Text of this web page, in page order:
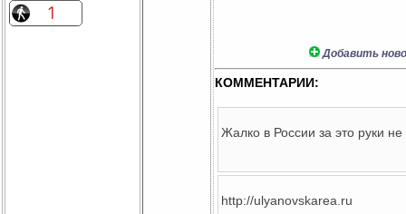
Добавить
КОММЕНТАРИИ:
Жалко в России за это руки
http://ulyanovskarea.ru